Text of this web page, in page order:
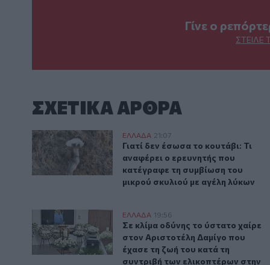
Γίνε ο
ΣΤΕΊΛΕ
ΣΧΕΤΙΚA AΡΘΡΑ
Γιατί δεν έσωσα το κουτάβι: Τι αναφέρει ο
ΕΛΛAΔΑ 21:07
Γιατί δεν έσωσα το κουτάβι: Τι
Γιατί δεν έσωσα το κουτάβι: Τι
αναφέρει ο ερευνητής που
κατέγραφε τη συμβίωση του
μικρού σκυλιού με αγέλη λύκων
Σε κλίμα οδύνης το ύστατο χαίρε στον
ΕΛΛAΔΑ 19:56
Σε κλίμα οδύνης το ύστατο
Σε κλίμα οδύνης το ύστατο χαίρε
στον Αριστοτέλη Δαμίγο που
έχασε τη ζωή του κατά τη
συντριβή των ελικοπτέρων στην